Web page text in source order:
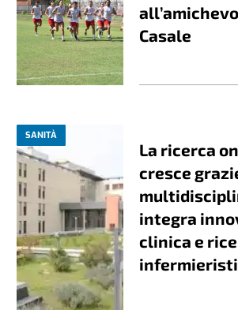
Casale
SANITÀ
La ricerca
cresce
integra
clinica e